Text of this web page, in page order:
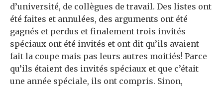
d’université, de collègues de travail. Des listes ont
été faites et annulées, des arguments ont été
gagnés et perdus et finalement trois invités
spéciaux ont été invités et ont dit qu’ils avaient
fait la coupe mais pas leurs autres moitiés! Parce
qu’ils étaient des invités spéciaux et que c’était
une année spéciale, ils ont compris. Sinon,